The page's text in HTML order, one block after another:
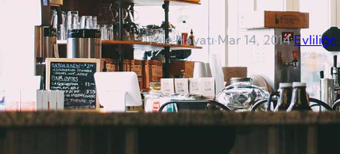
Aile Hayatı·Mar 14, 2014·Evliliğe